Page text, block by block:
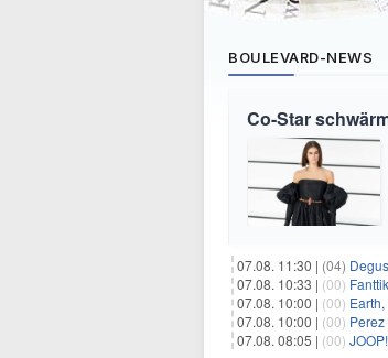
BOULEVARD-NEWS
Co-Star
07.08. 11:30 | (04)
07.08. 10:33 | (00)
07.08. 10:00 | (00)
07.08. 10:00 | (00)
07.08. 08:05 | (00)